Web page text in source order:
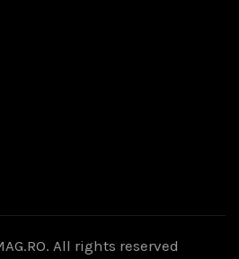
. All rights reserved